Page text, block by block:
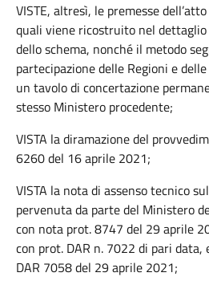
VISTE, altresì, le premesse
quali viene ricostruito nel
dello schema, nonché il metodo
partecipazione delle Regioni e
un tavolo di concertazione
stesso Ministero procedente;
VISTA la diramazione del
6260 del 16 aprile 2021;
VISTA la nota di assenso tecnico
pervenuta da parte del Ministero
con nota prot. 8747 del 29 aprile
con prot. DAR n. 7022 di pari
DAR 7058 del 29 aprile 2021;